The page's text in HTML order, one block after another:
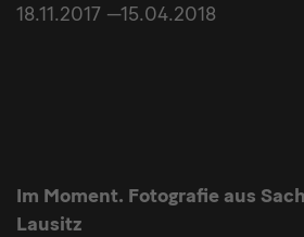
18.11.2017 —15.04.2018
Im Moment. Fotografie aus
Lausitz